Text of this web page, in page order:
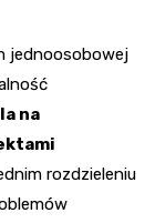
jednoosobowej
na
rozdzieleniu